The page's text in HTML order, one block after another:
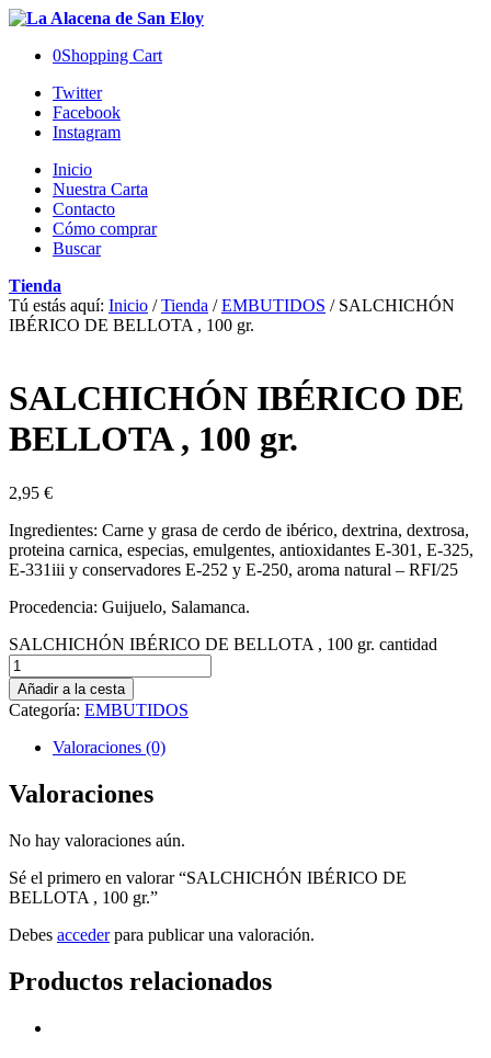
0Shopping Cart
Twitter
Facebook
Instagram
Inicio
Nuestra Carta
Contacto
Cómo comprar
Buscar
Tienda
Tú estás aquí: Inicio / Tienda / EMBUTIDOS / SALCHICHÓN
IBÉRICO DE BELLOTA , 100 gr.
SALCHICHÓN IBÉRICO DE
BELLOTA , 100 gr.
2,95 €
Ingredientes: Carne y grasa de cerdo de ibérico, dextrina, dextrosa,
proteina carnica, especias, emulgentes, antioxidantes E-301, E-325,
E-331iii y conservadores E-252 y E-250, aroma natural – RFI/25
Procedencia: Guijuelo, Salamanca.
SALCHICHÓN IBÉRICO DE BELLOTA , 100 gr. cantidad
Añadir a la cesta
Categoría: EMBUTIDOS
Valoraciones (0)
Valoraciones
No hay valoraciones aún.
Sé el primero en valorar “SALCHICHÓN IBÉRICO DE
BELLOTA , 100 gr.”
Debes accederpara publicar una valoración.
Productos relacionados